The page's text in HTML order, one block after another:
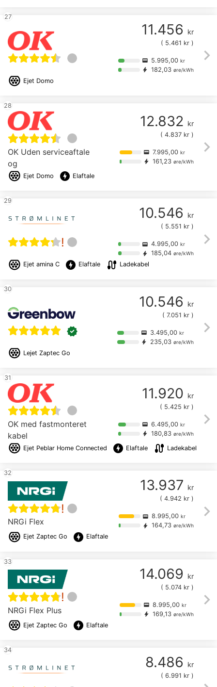
chevron_right
27
Ejet Domo
11.456 kr
( 5.461 kr )
credit_card 5.995,00 kr
bolt 182,03 øre/kWh
chevron_right
28
OK Uden serviceaftale
og
Ejet Domo offline_bolt Elaftale
12.832 kr
( 4.837 kr )
credit_card 7.995,00 kr
bolt 161,23 øre/kWh
chevron_right
29
!
Ejet amina C offline_bolt Elaftale cable Ladekabel
10.546 kr
( 5.551 kr )
credit_card 4.995,00 kr
bolt 185,04 øre/kWh
chevron_right
30
verified
Lejet Zaptec Go
10.546 kr
( 7.051 kr )
credit_card 3.495,00 kr
bolt 235,03 øre/kWh
chevron_right
31
OK med fastmonteret
kabel
Ejet Peblar Home Connected offline_bolt Elaftale cable Ladekabel
11.920 kr
( 5.425 kr )
credit_card 6.495,00 kr
bolt 180,83 øre/kWh
chevron_right
32
!
NRGi Flex
Ejet Zaptec Go offline_bolt Elaftale
13.937 kr
( 4.942 kr )
credit_card 8.995,00 kr
bolt 164,73 øre/kWh
chevron_right
33
!
NRGi Flex Plus
Ejet Zaptec Go offline_bolt Elaftale
14.069 kr
( 5.074 kr )
credit_card 8.995,00 kr
bolt 169,13 øre/kWh
34
8.486 kr
( 6.991 kr )